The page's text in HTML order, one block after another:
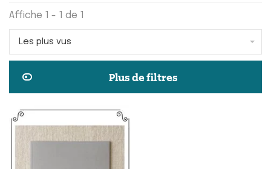
Affiche 1 - 1 de 1
Les plus vus
Plus de filtres